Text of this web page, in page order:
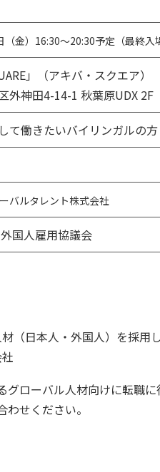
（金）16:30～20:30予定（最終
」（アキバ・スクエア）
外神田4-14-1 秋葉原UDX 2F
て働きたいバイリンガルの方
バルタレント株式会社
国人雇用協議会
（日本人・外国人）を採用
ローバル人材向けに転職
せください。